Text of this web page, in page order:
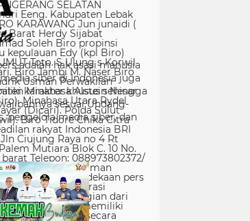
adalah hak asasi manusia
siber di Indonesia juga
karakter khusus sehingga
sesuai Undang-
pengelola media siber, dan